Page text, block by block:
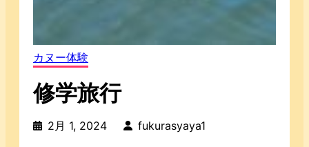
カヌー体験
修学旅行
2月 1, 2024 fukurasyaya1